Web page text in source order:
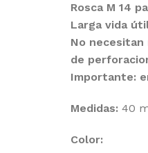
Rosca M 14
Larga vida
No necesitan
de
Importante:
Medidas: 40
Color: